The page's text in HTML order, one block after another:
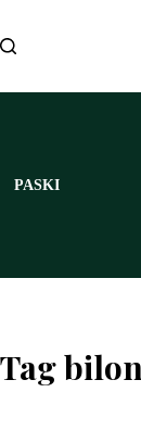
do
PASKI
Tag